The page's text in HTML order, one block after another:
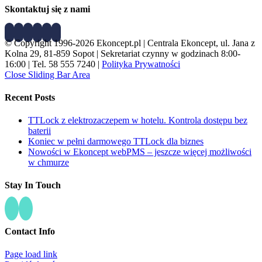
Skontaktuj się z nami
© Copyright 1996-2026 Ekoncept.pl | Centrala Ekoncept, ul. Jana z
Kolna 29, 81-859 Sopot | Sekretariat czynny w godzinach 8:00-
16:00 | Tel. 58 555 7240 | Polityka Prywatności
Close Sliding Bar Area
Recent Posts
TTLock z elektrozaczepem w hotelu. Kontrola dostępu bez
baterii
Koniec w pełni darmowego TTLock dla biznes
Nowości w Ekoncept webPMS – jeszcze więcej możliwości
w chmurze
Stay In Touch
Contact Info
Page load link